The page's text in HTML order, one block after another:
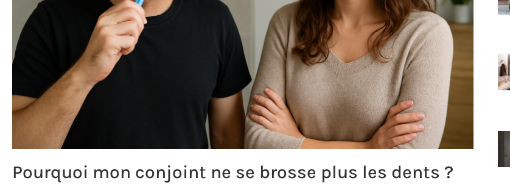
Pourquoi mon conjoint ne se brosse plus les dents ?